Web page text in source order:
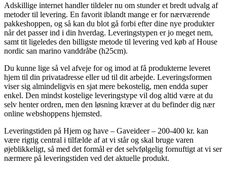
Adskillige internet handler tildeler nu om stunder et bredt udvalg af
metoder til levering. En favorit iblandt mange er for nærværende
pakkeshoppen, og så kan du blot gå forbi efter dine nye produkter
når det passer ind i din hverdag. Leveringstypen er jo meget nem,
samt tit ligeledes den billigste metode til levering ved køb af House
nordic san marino vanddråbe (h25cm).
Du kunne lige så vel afveje for og imod at få produkterne leveret
hjem til din privatadresse eller ud til dit arbejde. Leveringsformen
viser sig almindeligvis en sjat mere bekostelig, men endda super
enkel. Den mindst kostelige leveringstype vil dog altid være at du
selv henter ordren, men den løsning kræver at du befinder dig nær
online webshoppens hjemsted.
Leveringstiden på Hjem og have – Gaveideer – 200-400 kr. kan
være rigtig central i tilfælde af at vi står og skal bruge varen
øjeblikkeligt, så med det formål er det selvfølgelig fornuftigt at vi ser
nærmere på leveringstiden ved det aktuelle produkt.